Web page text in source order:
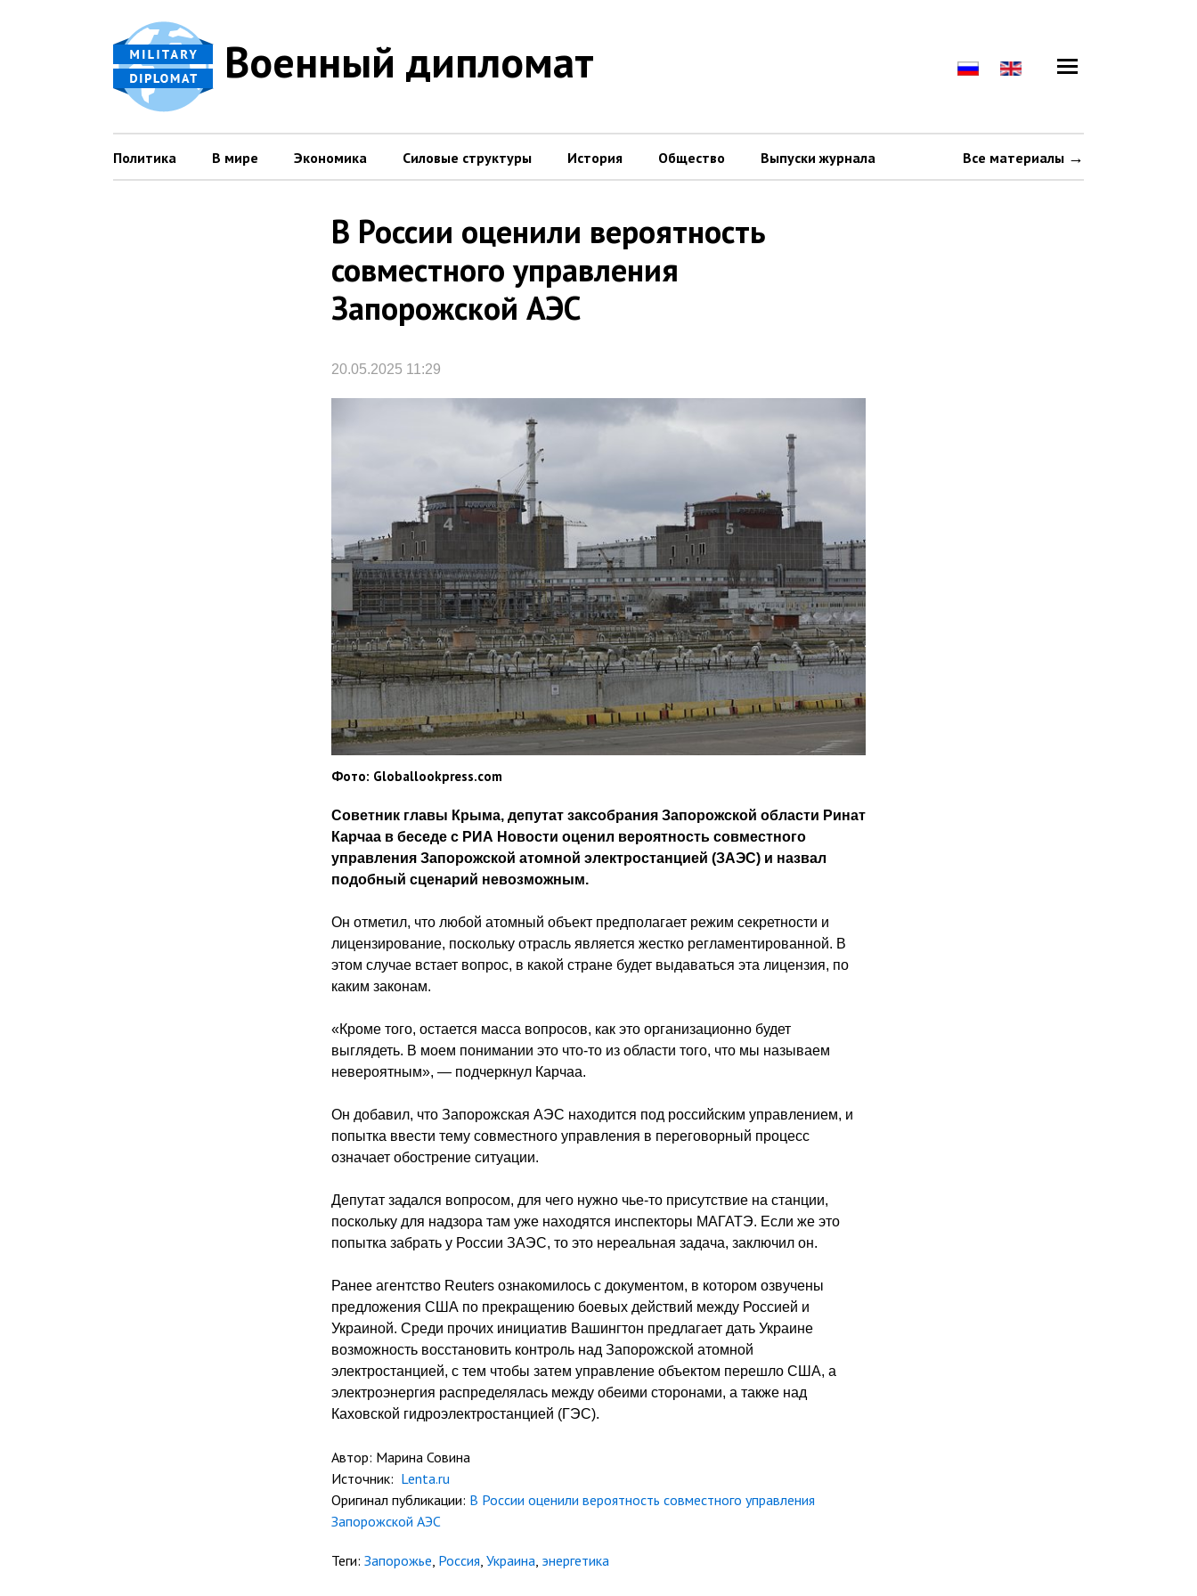
Военный дипломат
Политика В мире Экономика Силовые структуры История Общество Выпуски журнала Все материалы
В России оценили вероятность
совместного управления
Запорожской АЭС
20.05.2025 11:29
Фото: Globallookpress.com
Советник главы Крыма, депутат заксобрания Запорожской области Ринат
Карчаа в беседе с РИА Новости оценил вероятность совместного
управления Запорожской атомной электростанцией (ЗАЭС) и назвал
подобный сценарий невозможным.
Он отметил, что любой атомный объект предполагает режим секретности и
лицензирование, поскольку отрасль является жестко регламентированной. В
этом случае встает вопрос, в какой стране будет выдаваться эта лицензия, по
каким законам.
«Кроме того, остается масса вопросов, как это организационно будет
выглядеть. В моем понимании это что-то из области того, что мы называем
невероятным», — подчеркнул Карчаа.
Он добавил, что Запорожская АЭС находится под российским управлением, и
попытка ввести тему совместного управления в переговорный процесс
означает обострение ситуации.
Депутат задался вопросом, для чего нужно чье-то присутствие на станции,
поскольку для надзора там уже находятся инспекторы МАГАТЭ. Если же это
попытка забрать у России ЗАЭС, то это нереальная задача, заключил он.
Ранее агентство Reuters ознакомилось с документом, в котором озвучены
предложения США по прекращению боевых действий между Россией и
Украиной. Среди прочих инициатив Вашингтон предлагает дать Украине
возможность восстановить контроль над Запорожской атомной
электростанцией, с тем чтобы затем управление объектом перешло США, а
электроэнергия распределялась между обеими сторонами, а также над
Каховской гидроэлектростанцией (ГЭС).
Автор: Марина Совина
Источник: Lenta.ru
Оригинал публикации: В России оценили вероятность совместного управления
Запорожской АЭС
Теги: Запорожье Россия Украина энергетика